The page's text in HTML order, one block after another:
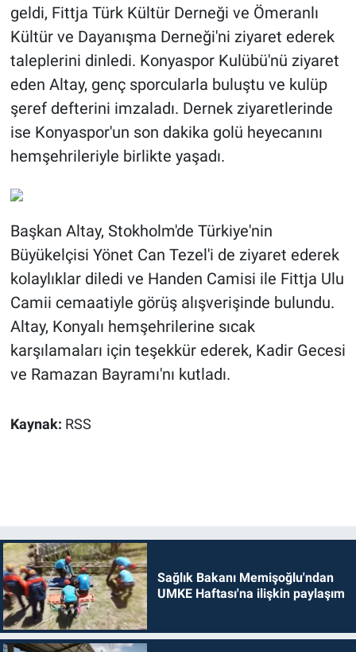
geldi, Fittja Türk Kültür Derneği ve Ömeranlı
Kültür ve Dayanışma Derneği'ni ziyaret ederek
taleplerini dinledi. Konyaspor Kulübü'nü ziyaret
eden Altay, genç sporcularla buluştu ve kulüp
şeref defterini imzaladı. Dernek ziyaretlerinde
ise Konyaspor'un son dakika golü heyecanını
hemşehrileriyle birlikte yaşadı.
Başkan Altay, Stokholm'de Türkiye'nin
Büyükelçisi Yönet Can Tezel'i de ziyaret ederek
kolaylıklar diledi ve Handen Camisi ile Fittja Ulu
Camii cemaatiyle görüş alışverişinde bulundu.
Altay, Konyalı hemşehrilerine sıcak
karşılamaları için teşekkür ederek, Kadir Gecesi
ve Ramazan Bayramı'nı kutladı.
Kaynak: RSS
Sağlık Bakanı Memişoğlu'ndan
UMKE Haftası'na ilişkin paylaşım